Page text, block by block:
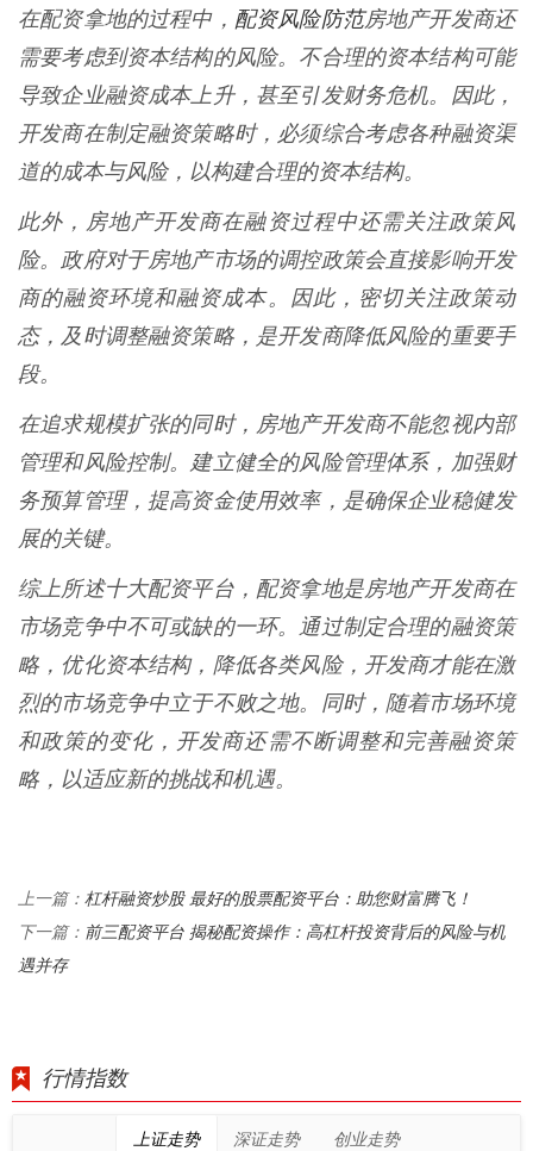
在配资拿地的过程中， 配资风险防范房地产开发商还
需要考虑到资本结构的风险。不合理的资本结构可能
导致企业融资成本上升，甚至引发财务危机。因此，
开发商在制定融资策略时，必须综合考虑各种融资渠
道的成本与风险，以构建合理的资本结构。
此外，房地产开发商在融资过程中还需关注政策风
险。政府对于房地产市场的调控政策会直接影响开发
商的融资环境和融资成本。因此，密切关注政策动
态，及时调整融资策略，是开发商降低风险的重要手
段。
在追求规模扩张的同时，房地产开发商不能忽视内部
管理和风险控制。建立健全的风险管理体系，加强财
务预算管理，提高资金使用效率，是确保企业稳健发
展的关键。
综上所述十大配资平台，配资拿地是房地产开发商在
市场竞争中不可或缺的一环。通过制定合理的融资策
略，优化资本结构，降低各类风险，开发商才能在激
烈的市场竞争中立于不败之地。同时，随着市场环境
和政策的变化，开发商还需不断调整和完善融资策
略，以适应新的挑战和机遇。
上一篇： 杠杆融资炒股 最好的股票配资平台：助您财富腾飞！
下一篇： 前三配资平台 揭秘配资操作：高杠杆投资背后的风险与机
遇并存
行情指数
上证走势 深证走势 创业走势